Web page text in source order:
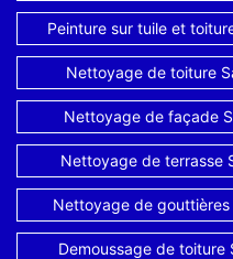
Peinture sur tuile et
Nettoyage de toiture
Nettoyage de façade
Nettoyage de terrasse
Nettoyage de
Demoussage de toiture